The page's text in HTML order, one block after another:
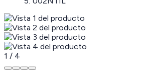
1 / 4